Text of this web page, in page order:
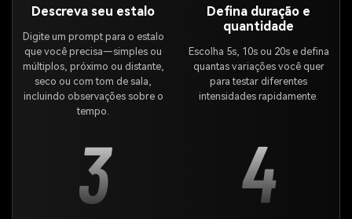
Descreva seu estalo
Digite um prompt para o estalo
que você precisa—simples ou
múltiplos, próximo ou distante,
seco ou com tom de sala,
incluindo observações sobre o
tempo.
Defina duração e
quantidade
Escolha 5s, 10s ou 20s e defina
quantas variações você quer
para testar diferentes
intensidades rapidamente.
3 4